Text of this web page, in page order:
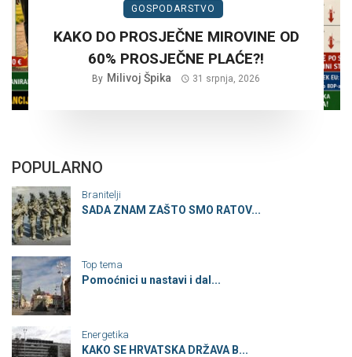
GOSPODARSTVO
KAKO DO PROSJEČNE MIROVINE OD
60% PROSJEČNE PLAĆE?!
By Milivoj Špika 31 srpnja, 2026
POPULARNO
Branitelji
SADA ZNAM ZAŠTO SMO RATOV...
Top tema
Pomoćnici u nastavi i dal...
Energetika
KAKO SE HRVATSKA DRŽAVA B...